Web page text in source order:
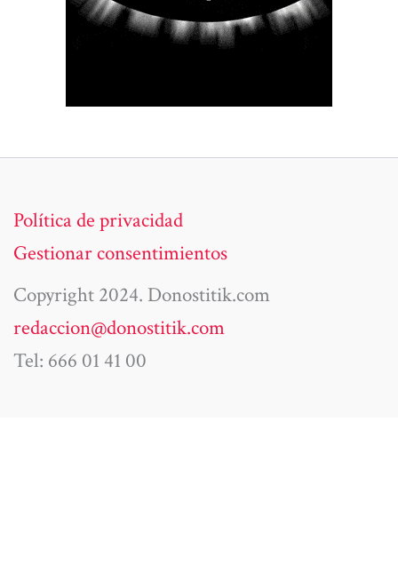
Política de privacidad
Gestionar consentimientos
Copyright 2024. Donostitik.com
redaccion@donostitik.com
Tel: 666 01 41 00